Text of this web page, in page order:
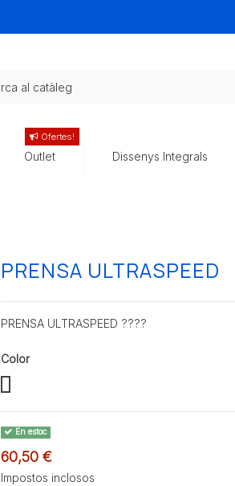
Outlet
Ofertes!
Dissenys Integrals
PRENSA ULTRASPEED
PRENSA ULTRASPEED ????
Color
En estoc
60,50 €
Impostos inclosos